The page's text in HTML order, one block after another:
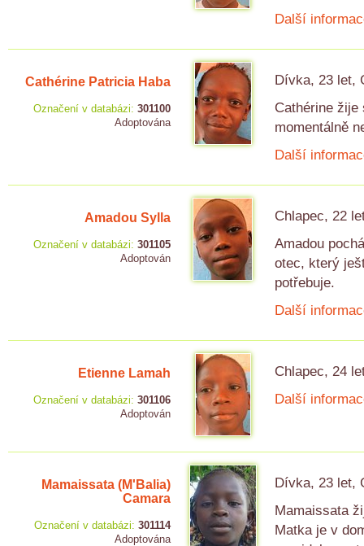
Další
Cathérine Patricia Haba
Označení v databázi: 301100
Adoptována
Dívka, 23 let,
Cathérine
momentálně
Další
Amadou Sylla
Označení v databázi: 301105
Adoptován
Chlapec, 22
Amadou
otec, který
potřebuje.
Další
Etienne Lamah
Označení v databázi: 301106
Adoptován
Chlapec, 24
Další
Mamaissata (M'Balia)
Camara
Označení v databázi: 301114
Adoptována
Dívka, 23 let,
Mamaissata
Matka je v